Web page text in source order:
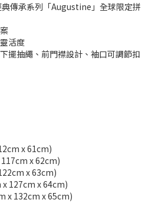
傳承系列「Augustine」全球限定拼
活度
擺抽繩、前門襟設計、袖口可調節扣
x 61cm)
x 62cm)
x 63cm)
x 127cm x 64cm)
x 132cm x 65cm)